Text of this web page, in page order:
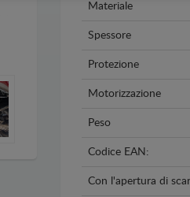
Materiale
Spessore
Protezione
Motorizzazione
Peso
Codice EAN:
Con l'apertura di